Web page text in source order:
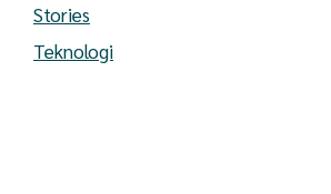
Stories
Teknologi